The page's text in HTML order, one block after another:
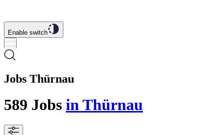
Enable switch
Jobs Thürnau
589 Jobs in Thürnau